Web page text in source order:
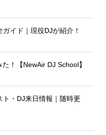
イド｜現役DJが紹介！
！【NewAir DJ School】
ト・DJ来日情報｜随時更